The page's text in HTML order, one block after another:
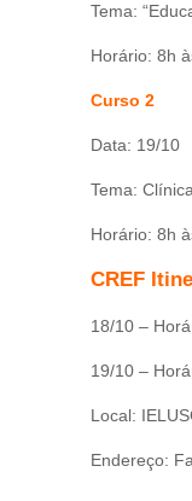
Tema:
Horário: 8h
Curso 2
Data: 19/10
Tema:
Horário: 8h
CREF
18/10 –
19/10 –
Local:
Endereço: